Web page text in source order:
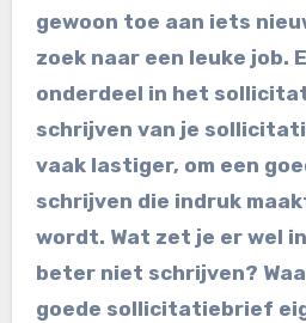
gewoon toe aan iets
zoek naar een leuke job.
onderdeel in het
schrijven van je
vaak lastiger, om een
schrijven die indruk
wordt. Wat zet je er wel
beter niet schrijven?
goede sollicitatiebrief